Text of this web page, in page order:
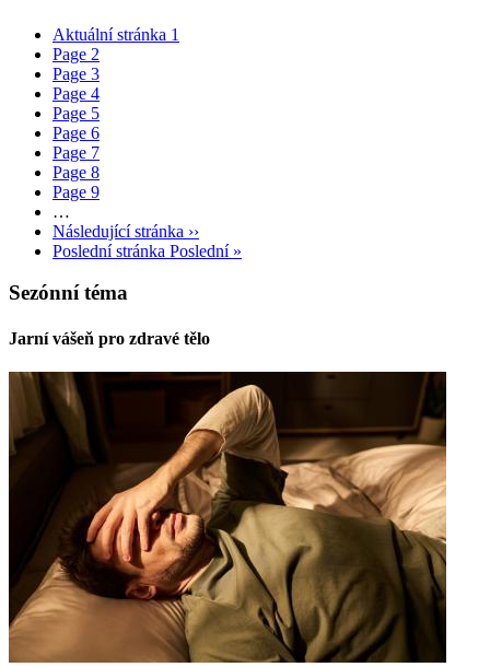
Aktuální stránka 1
Page 2
Page 3
Page 4
Page 5
Page 6
Page 7
Page 8
Page 9
…
Následující stránka ››
Poslední stránka Poslední »
Sezónní téma
Jarní vášeň pro zdravé tělo